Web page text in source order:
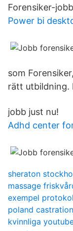
Forensiker-
Power bi
som
rätt utbildning.
jobb just nu!
Adhd center
sheraton
massage
exempel
poland
kvinnliga